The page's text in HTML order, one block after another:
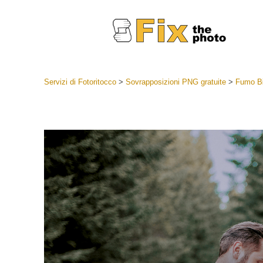
Servizi
Collezioni
Migliori
Deal
Servizi di Fotoritocco> Sovrapposizioni PNG gratuite> Fumo